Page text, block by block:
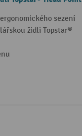
sezení
židli Topstar®